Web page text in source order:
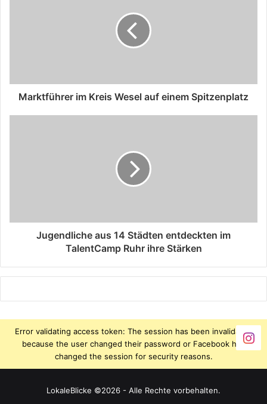
Marktführer im Kreis Wesel auf einem Spitzenplatz
Jugendliche aus 14 Städten entdeckten im
TalentCamp Ruhr ihre Stärken
Error validating access token: The session has been invalidated
because the user changed their password or Facebook has
changed the session for security reasons.
LokaleBlicke ©2026 - Alle Rechte vorbehalten.